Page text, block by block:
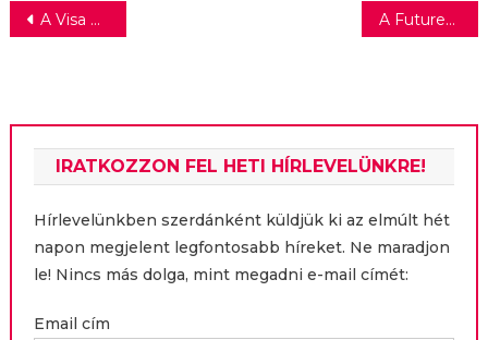
Bejegyzés
A Visa utazási élményt kínál A Futureal a JLL-t és a CBRE-t bízta meg a Budapest ONE bérbeadásával
IRATKOZZON FEL HETI HÍRLEVELÜNKRE!
Hírlevelünkben szerdánként küldjük ki az elmúlt hét
napon megjelent legfontosabb híreket. Ne maradjon
le! Nincs más dolga, mint megadni e-mail címét:
Email cím